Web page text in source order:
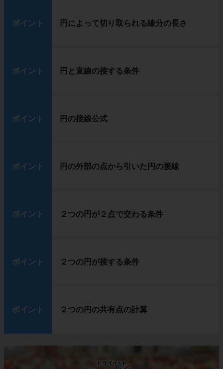
ポイント 円によって切り取られる線分の長さ
ポイント 円と直線の接する条件
ポイント 円の接線公式
ポイント 円の外部の点から引いた円の接線
ポイント ２つの円が２点で交わる条件
ポイント ２つの円が接する条件
ポイント ２つの円の共有点の計算